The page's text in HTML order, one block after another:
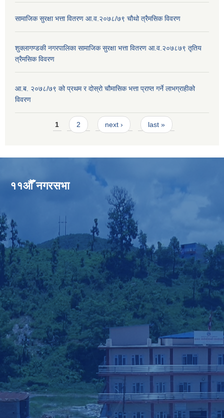
सामाजिक सुरक्षा भत्ता वितरण आ.व.२०७८/७९ चौथो त्रैमसिक विवरण
शुक्लागण्डकी नगरपालिका सामाजिक सुरक्षा भत्ता वितरण आ.व.२०७८७९ तृतिय
त्रैमसिक विवरण
आ.ब. २०७८/७९ को प्रथम र दोस्रो चौमासिक भत्ता प्राप्त गर्ने लाभग्राहीको
विवरण
Pages1 2 next › last »
११औँ नगरसभा